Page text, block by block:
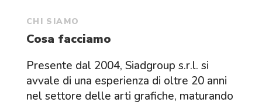
CHI SIAMO
Cosa facciamo
Presente dal 2004, Siadgroup s.r.l. si
avvale di una esperienza di oltre 20 anni
nel settore delle arti grafiche, maturando